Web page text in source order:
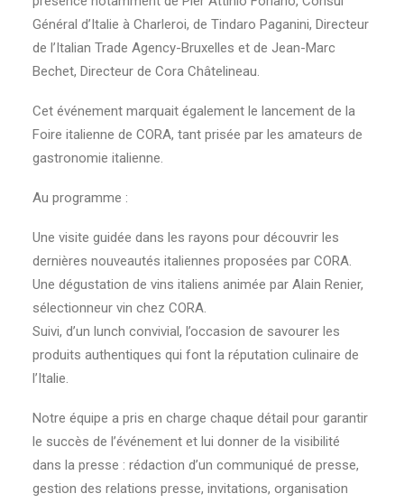
Général d’Italie à Charleroi, de Tindaro Paganini, Directeur
de l’Italian Trade Agency-Bruxelles et de Jean-Marc
Bechet, Directeur de Cora Châtelineau.
Cet événement marquait également le lancement de la
Foire italienne de CORA, tant prisée par les amateurs de
gastronomie italienne.
Au programme :
Une visite guidée dans les rayons pour découvrir les
dernières nouveautés italiennes proposées par CORA.
Une dégustation de vins italiens animée par Alain Renier,
sélectionneur vin chez CORA.
Suivi, d’un lunch convivial, l’occasion de savourer les
produits authentiques qui font la réputation culinaire de
l’Italie.
Notre équipe a pris en charge chaque détail pour garantir
le succès de l’événement et lui donner de la visibilité
dans la presse : rédaction d’un communiqué de presse,
gestion des relations presse, invitations, organisation